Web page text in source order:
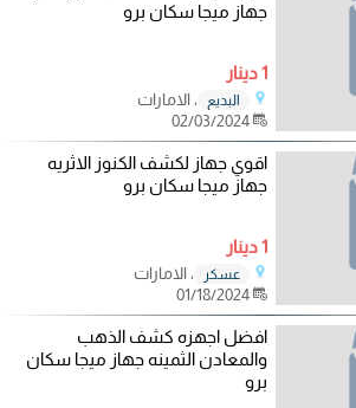
جهاز ميجا سكان برو
1 دينار
البديع
، الامارات
02/03/2024
اقوي جهاز لكشف الكنوز الاثريه
جهاز ميجا سكان برو
1 دينار
عسكر
، الامارات
01/18/2024
افضل اجهزه كشف الذهب
والمعادن الثمينه جهاز ميجا سكان
برو